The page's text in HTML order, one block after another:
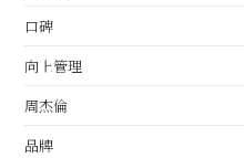
口碑
向上管理
周杰倫
品牌